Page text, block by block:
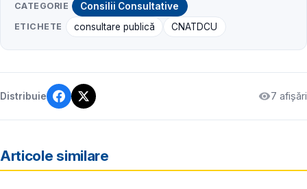
CATEGORIE Consilii Consultative
ETICHETE consultare publică CNATDCU
Distribuie 7 afișări
Articole similare